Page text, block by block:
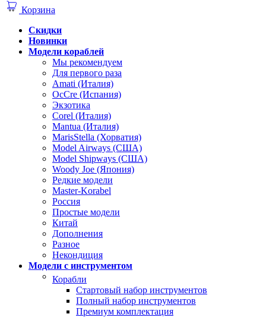
Корзина
Скидки
Новинки
Модели кораблей
Мы рекомендуем
Для первого раза
Amati (Италия)
OcCre (Испания)
Экзотика
Corel (Италия)
Mantua (Италия)
MarisStella (Хорватия)
Model Airways (США)
Model Shipways (США)
Woody Joe (Япония)
Редкие модели
Master-Korabel
Россия
Простые модели
Китай
Дополнения
Разное
Некондиция
Модели с инструментом
Корабли
Стартовый набор инструментов
Полный набор инструментов
Премиум комплектация